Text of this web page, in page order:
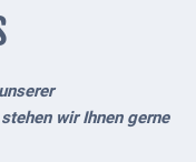
wir Ihnen gerne